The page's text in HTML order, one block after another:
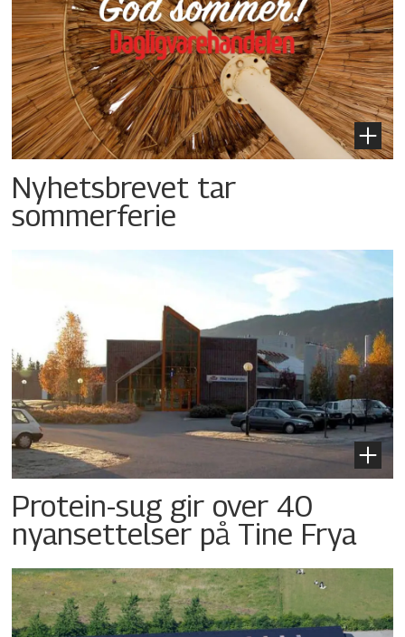
Nyhetsbrevet tar
sommerferie
Protein-sug gir over 40
nyansettelser på Tine Frya